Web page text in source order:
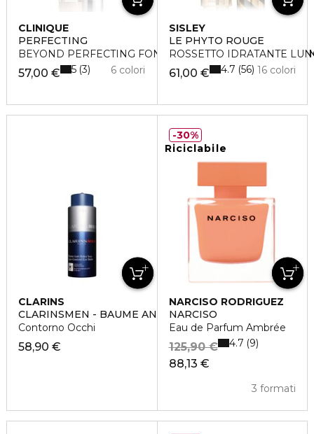
CLINIQUE
PERFECTING
BEYOND PERFECTING FONDOTINTA E CORRETTORE 2-
57,00 € 6 colori
5 3
SISLEY
LE PHYTO ROUGE
ROSSETTO IDRATANTE
61,00 € 16 colori
4.7 56
CLARINS
CLARINSMEN - BAUME ANTI-RIDES YEUX
Contorno Occhi
58,90 €
Riciclabile
NARCISO RODRIGUEZ
NARCISO
Eau de Parfum Ambrée
88,13 €
125,90 €
3 formati
4.7 9
30%